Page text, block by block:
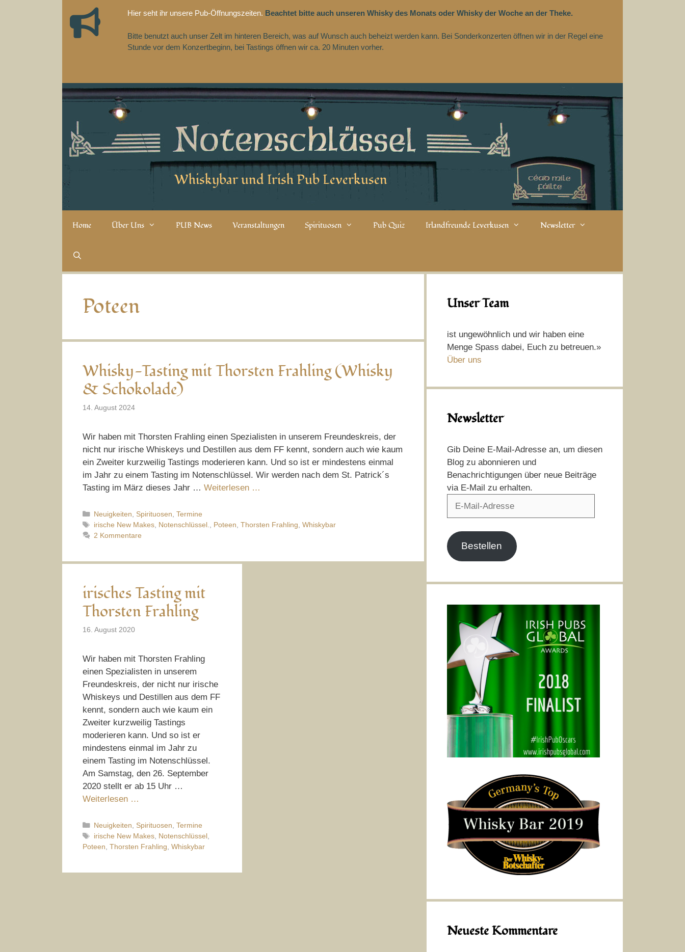
Hier seht ihr unsere Pub-Öffnungszeiten. Beachtet bitte auch unseren Whisky des Monats oder Whisky der Woche an der Theke.
Bitte benutzt auch unser Zelt im hinteren Bereich, was auf Wunsch auch beheizt werden kann. Bei Sonderkonzerten öffnen wir in der Regel eine
Stunde vor dem Konzertbeginn, bei Tastings öffnen wir ca. 20 Minuten vorher.
Whiskybar und Irish Pub Leverkusen
Home Über Uns PUB News Veranstaltungen Spirituosen Pub Quiz Irlandfreunde Leverkusen Newsletter
Poteen
Whisky-Tasting mit Thorsten Frahling (Whisky
& Schokolade)
14. August 2024
Wir haben mit Thorsten Frahling einen Spezialisten in unserem Freundeskreis, der
nicht nur irische Whiskeys und Destillen aus dem FF kennt, sondern auch wie kaum
ein Zweiter kurzweilig Tastings moderieren kann. Und so ist er mindestens einmal
im Jahr zu einem Tasting im Notenschlüssel. Wir werden nach dem St. Patrick´s
Tasting im März dieses Jahr … Weiterlesen …
Kategorien
Neuigkeiten Spirituosen Termine
Schlagwörter
irische New Makes, Notenschlüssel. Poteen Thorsten Frahling Whiskybar
2 Kommentare
irisches Tasting mit
Thorsten Frahling
16. August 2020
Wir haben mit Thorsten Frahling
einen Spezialisten in unserem
Freundeskreis, der nicht nur irische
Whiskeys und Destillen aus dem FF
kennt, sondern auch wie kaum ein
Zweiter kurzweilig Tastings
moderieren kann. Und so ist er
mindestens einmal im Jahr zu
einem Tasting im Notenschlüssel.
Am Samstag, den 26. September
2020 stellt er ab 15 Uhr …
Weiterlesen …
Kategorien
Neuigkeiten, Spirituosen, Termine
Schlagwörter
irische New Makes, Notenschlüssel,
Poteen, Thorsten Frahling, Whiskybar
Unser Team
ist ungewöhnlich und wir haben eine
Menge Spass dabei, Euch zu betreuen.»
Über uns
Newsletter
Gib Deine E-Mail-Adresse an, um diesen
Blog zu abonnieren und
Benachrichtigungen über neue Beiträge
via E-Mail zu erhalten.
Bestellen
Neueste Kommentare